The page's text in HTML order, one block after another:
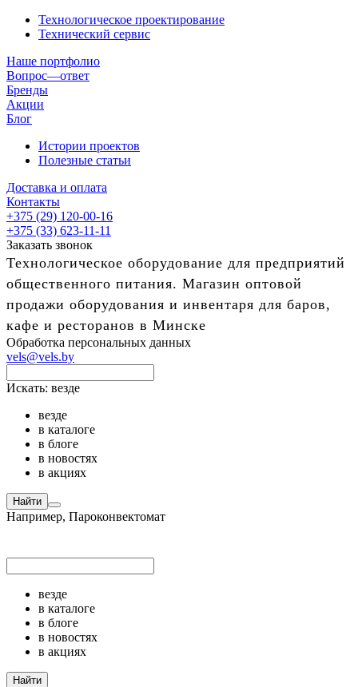
Технологическое проектирование
Технический сервис
Наше портфолио
Вопрос—ответ
Бренды
Акции
Блог
Истории проектов
Полезные статьи
Доставка и оплата
Контакты
+375 (29) 120-00-16
+375 (33) 623-11-11
Заказать звонок
Технологическое оборудование для предприятий
общественного питания. Магазин оптовой
продажи оборудования и инвентаря для баров,
кафе и ресторанов в Минске
Обработка персональных данных
vels@vels.by
Искать: везде
везде
в каталоге
в блоге
в новостях
в акциях
Найти
Например, Пароконвектомат
везде
в каталоге
в блоге
в новостях
в акциях
Найти